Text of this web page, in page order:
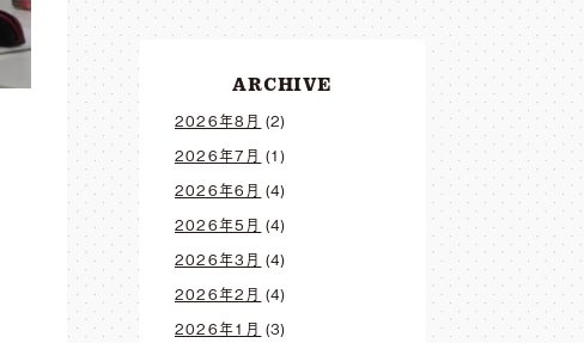
ARCHIVE
2026年8月 (2)
2026年7月 (1)
2026年6月 (4)
2026年5月 (4)
2026年3月 (4)
2026年2月 (4)
2026年1月 (3)